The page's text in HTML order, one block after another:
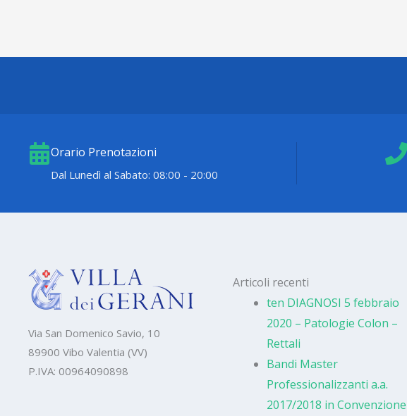
Orario Prenotazioni
Dal Lunedì al Sabato: 08:00 - 20:00
Via San Domenico Savio, 10
89900 Vibo Valentia (VV)
P.IVA: 00964090898
Articoli recenti
ten DIAGNOSI 5 febbraio
2020 – Patologie Colon –
Rettali
Bandi Master
Professionalizzanti a.a.
2017/2018 in Convenzione